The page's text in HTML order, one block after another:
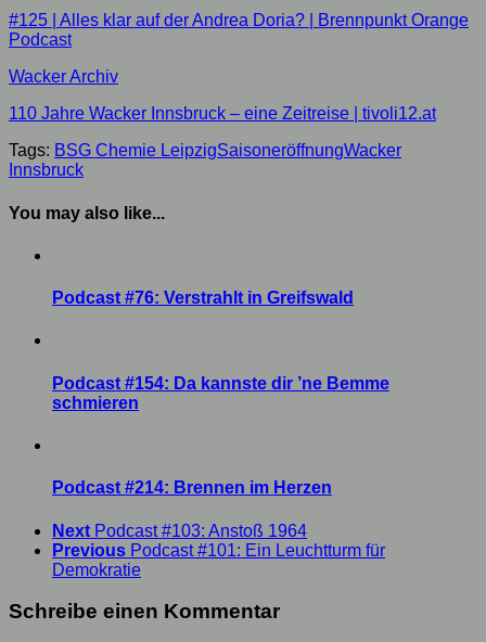
#125 | Alles klar auf der Andrea Doria? | Brennpunkt Orange
Podcast
Wacker Archiv
110 Jahre Wacker Innsbruck – eine Zeitreise | tivoli12.at
Tags: BSG Chemie LeipzigSaisoneröffnungWacker
Innsbruck
You may also like...
Podcast #76: Verstrahlt in Greifswald
Podcast #154: Da kannste dir ’ne Bemme
schmieren
Podcast #214: Brennen im Herzen
Next Podcast #103: Anstoß 1964
Previous Podcast #101: Ein Leuchtturm für
Demokratie
Schreibe einen Kommentar